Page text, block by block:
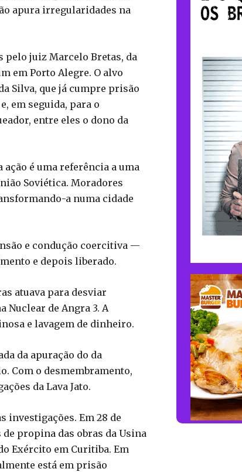
apura irregularidades na
pelo juiz Marcelo Bretas, da
em Porto Alegre. O alvo
Silva, que já cumpre prisão
em seguida, para o
entre eles o dono da
é uma referência a uma
Soviética. Moradores
a numa cidade
e condução coercitiva —
e depois liberado.
atuava para desviar
Nuclear de Angra 3. A
e lavagem de dinheiro.
da apuração do da
Com o desmembramento,
da Lava Jato.
investigações. Em 28 de
de propina das obras da Usina
Exército em Curitiba. Em
está em prisão